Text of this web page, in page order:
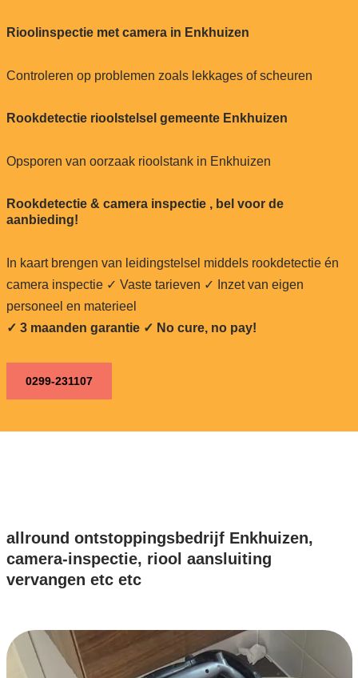
Rioolinspectie met camera in Enkhuizen
Controleren op problemen zoals lekkages of scheuren
Rookdetectie rioolstelsel gemeente Enkhuizen
Opsporen van oorzaak rioolstank in Enkhuizen
Rookdetectie & camera inspectie , bel voor de
aanbieding!
In kaart brengen van leidingstelsel middels rookdetectie én
camera inspectie ✓ Vaste tarieven ✓ Inzet van eigen
personeel en materieel
✓ 3 maanden garantie ✓ No cure, no pay!
0299-231107
allround ontstoppingsbedrijf Enkhuizen,
camera-inspectie, riool aansluiting
vervangen etc etc